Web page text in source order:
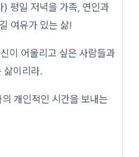
일 저녁을 가족, 연인과
여유가 있는 삶!
어울리고 싶은 사람들과
삶이리라.
개인적인 시간을 보내는